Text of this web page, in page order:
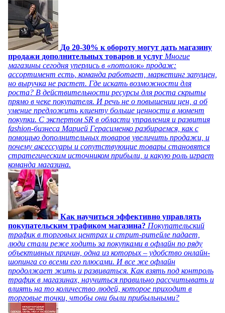
До 20-30% к обороту могут дать магазину
продажи дополнительных товаров и услуг Многие
магазины сегодня уперлись в «потолок» продаж:
ассортимент есть, команда работает, маркетинг запущен,
но выручка не растет. Где искать возможности для
роста? В действительности ресурсы для роста скрыты
прямо в чеке покупателя. И речь не о повышении цен, а об
умение предложить клиенту больше ценности в момент
покупки. С экспертом SR в области управления и развития
fashion-бизнеса Марией Герасименко разбираемся, как с
помощью дополнительных товаров увеличить продажи, и
почему аксессуары и сопутствующие товары становятся
стратегическим источником прибыли, и какую роль играет
команда магазина.
Как научиться эффективно управлять
покупательским трафиком магазина? Покупательский
трафик в торговых центрах и стрит-ритейле падает,
люди стали реже ходить за покупками в офлайн по ряду
объективных причин, одна из которых – удобство онлайн-
шопинга со всеми его плюсами. И все же офлайн
продолжает жить и развиваться. Как взять под контроль
трафик в магазинах, научиться правильно рассчитывать и
влиять на то количество людей, которое приходит в
торговые точки, чтобы они были прибыльными?